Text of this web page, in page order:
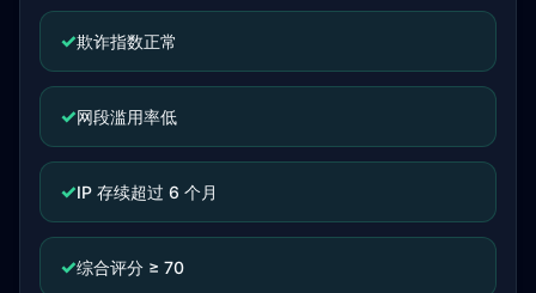
✓欺诈指数正常
✓网段滥用率低
✓IP 存续超过 6 个月
✓综合评分 ≥ 70